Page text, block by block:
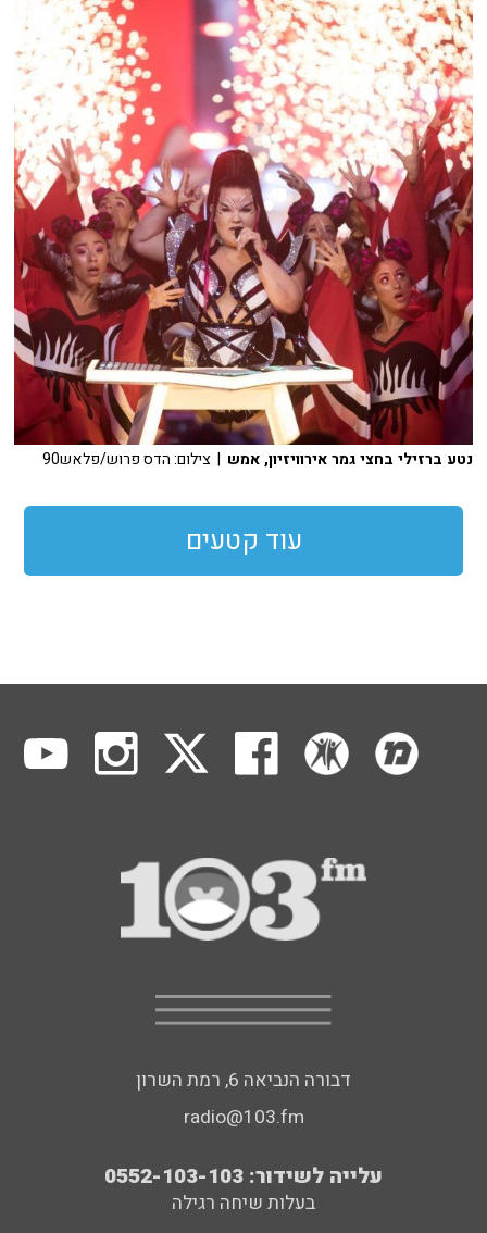
נטע ברזילי בחצי גמר אירוויזיון, אמש | צילום: הדס פרוש/פלאש90
עוד קטעים
דבורה הנביאה 6, רמת השרון
radio@103.fm
עלייה לשידור: 0552-103-103
בעלות שיחה רגילה